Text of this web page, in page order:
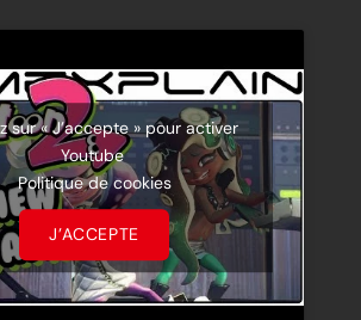
sur « J’accepte » pour activer
Youtube
Politique de cookies
J’ACCEPTE